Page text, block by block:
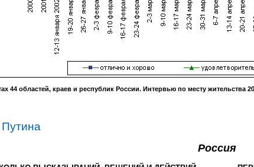
44 областей, краев и республик России. Интервью по месту жительства
Россия